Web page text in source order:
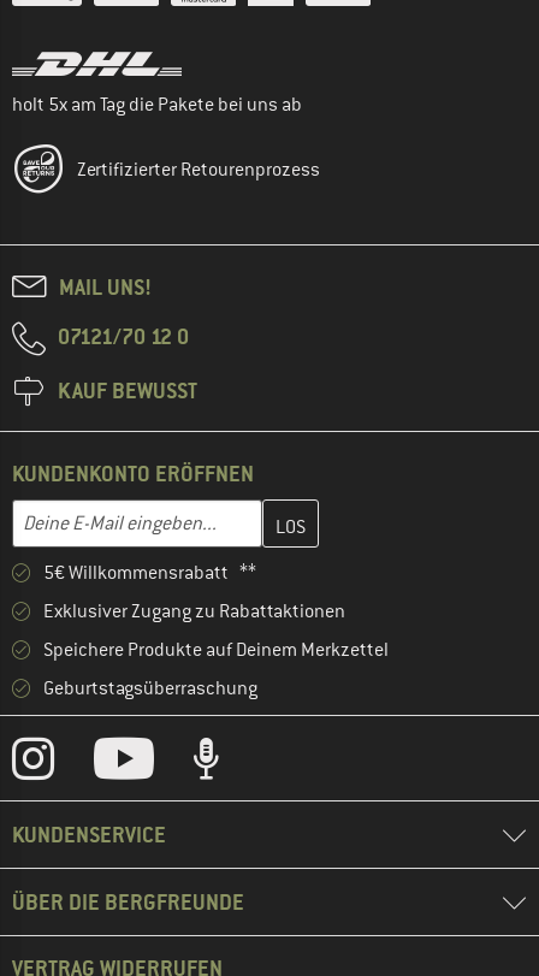
holt 5x am Tag die Pakete bei uns ab
Zertifizierter Retourenprozess
MAIL UNS!
07121/70 12 0
KAUF BEWUSST
KUNDENKONTO ERÖFFNEN
E-Mail-Adresse
Gib hier deine E-Mail-Adresse ein und erstelle im nächsten
5€ Willkommensrabatt **
Exklusiver Zugang zu Rabattaktionen
Speichere Produkte auf Deinem Merkzettel
Geburtstagsüberraschung
KUNDENSERVICE
ÜBER DIE BERGFREUNDE
VERTRAG WIDERRUFEN